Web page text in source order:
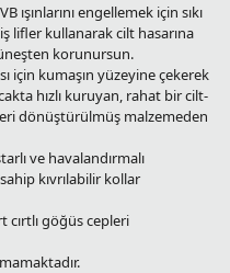
ışınlarını engellemek için sıkı
lifler kullanarak cilt hasarına
korunursun.
için kumaşın yüzeyine çekerek
hızlı kuruyan, rahat bir cilt-
dönüştürülmüş malzemeden
ve havalandırmalı
kıvrılabilir kollar
cırtlı göğüs cepleri